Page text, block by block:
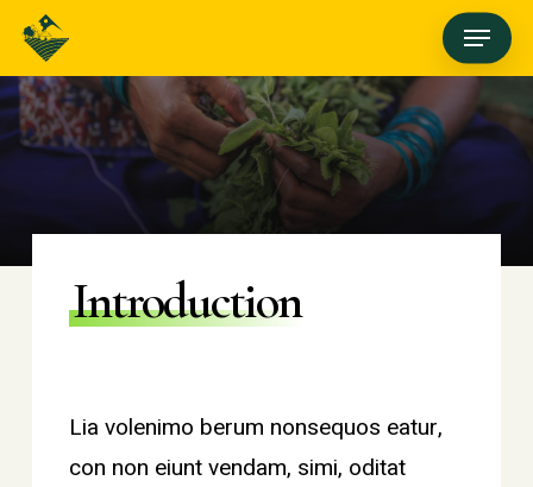
Skip
main
content
Menu
Introduction
Lia volenimo berum nonsequos eatur,
con non eiunt vendam, simi, oditat